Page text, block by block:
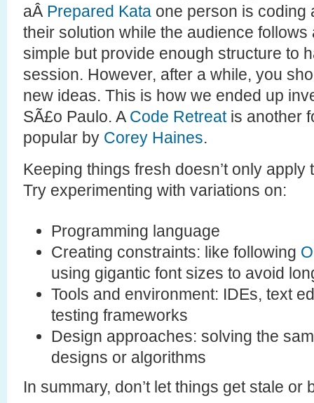
aÂ Prepared Kata one person is coding
their solution while the audience
simple but provide enough structure to
session. However, after a while, you
new ideas. This is how we ended up
SÃ£o Paulo. A Code Retreatis another
popular by Corey Haines.
Keeping things fresh doesn’t only
Try experimenting with variations on:
Programming language
Creating constraints: like following
using gigantic font sizes to avoid
Tools and environment: IDEs, text
testing frameworks
Design approaches: solving the
designs or algorithms
In summary, don’t let things get stale or